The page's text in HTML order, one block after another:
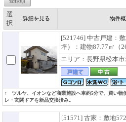
選
択
詳細を見る 物件
[521746] 中古戸建：
坪）：建物87.77㎡（
エリア：長野県松本
↑ ツルヤ、イオンなど商業施設へ車約5分で、買い物
レ・玄関ドアを新品交換済み。
[51571] 古家：敷地